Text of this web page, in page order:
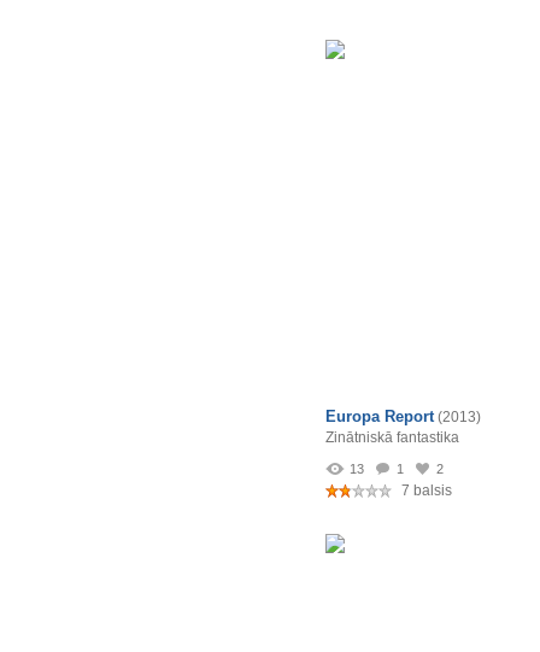
Europa Report (2013)
Zinātniskā fantastika
13 1 2
7 balsis